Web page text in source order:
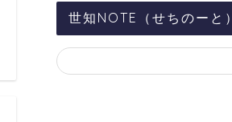
世知NOTE（せちのーと）